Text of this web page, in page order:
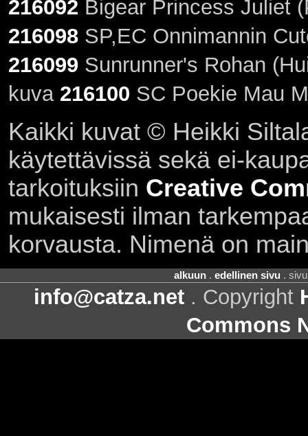
216092 Bigear Princess Juliet
216098SP,EC Onnimannin
216099 Sunrunner's Rohan
kuva 216100 SC Poekie Mau
Kaikki kuvat © Heikki
käytettävissä sekä ei-
tarkoituksiin Creative
mukaisesti ilman
korvausta. Nimenä on
alkuun . edellinen sivu .
info@catza.net . Copyright
Commons